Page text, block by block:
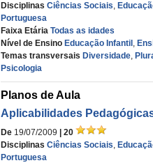
Disciplinas Ciências Sociais,
Portuguesa
Faixa Etária Todas as idades
Nível de Ensino Educação Infantil ,
Temas transversais Diversidade,
Psicologia
Planos de Aula
Aplicabilidades
De 19/07/2009
| 20
Disciplinas Ciências Sociais,
Portuguesa